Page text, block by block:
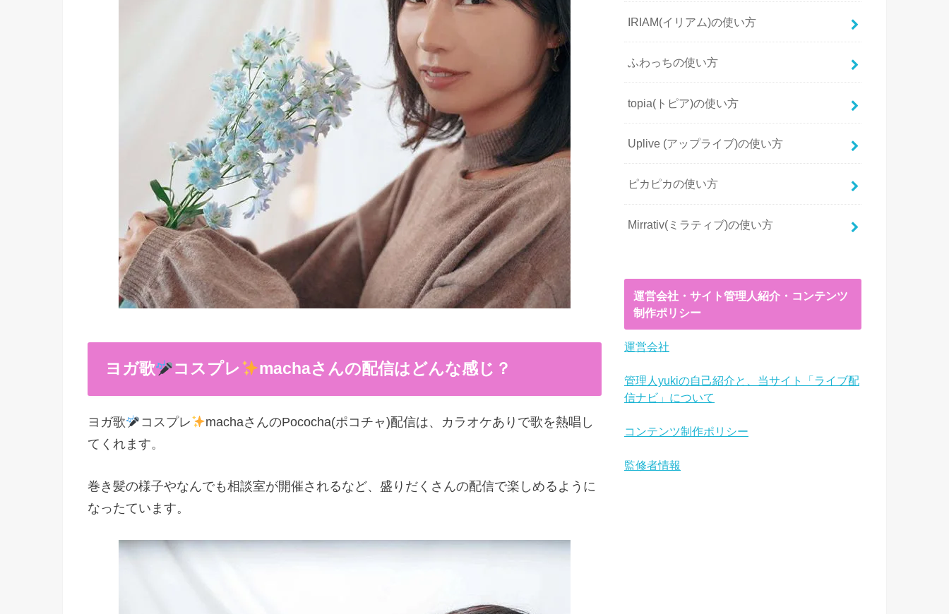
ヨガ歌 コスプレ machaさんの配信はどんな感じ？
ヨガ歌 コスプレ
machaさんのPococha(ポコチャ)配信は、カラオケありで歌を熱唱し
てくれます。
巻き髪の様子やなんでも相談室が開催されるなど、盛りだくさんの配信で楽しめるように
なったています。
IRIAM(イリアム)の使い方
ふわっちの使い方
topia(トピア)の使い方
Uplive (アップライブ)の使い方
ピカピカの使い方
Mirrativ(ミラティブ)の使い方
運営会社・サイト管理人紹介・コンテンツ
制作ポリシー
運営会社
管理人yukiの自己紹介と、当サイト「ライブ配
信ナビ」について
コンテンツ制作ポリシー
監修者情報